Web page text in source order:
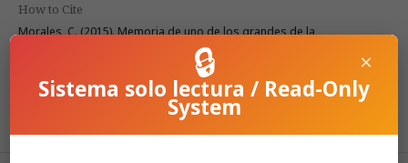
How to Cite
Morales, C. (2015). Memoria de uno de los grandes de la
orquideología mundial: Karlheinz Senghas (1928-2004).
International Journal on Orchidology,5(1).
https://doi.org/10.15517/lank.v5i1.19816
×
🔒
Sistema solo lectura / Read-Only
System